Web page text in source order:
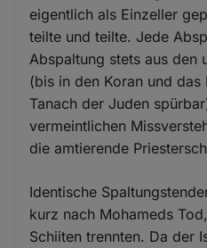
eigentlich als Einzeller
teilte und teilte. Jede
Abspaltung stets aus den
(bis in den Koran und
Tanach der Juden
vermeintlichen
die amtierende
Identische
kurz nach Mohameds
Schiiten trennten. Da der